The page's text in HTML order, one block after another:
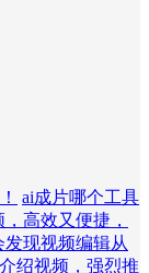
ai成片哪个工具
高效又便捷，
现视频编辑从
绍视频，强烈推